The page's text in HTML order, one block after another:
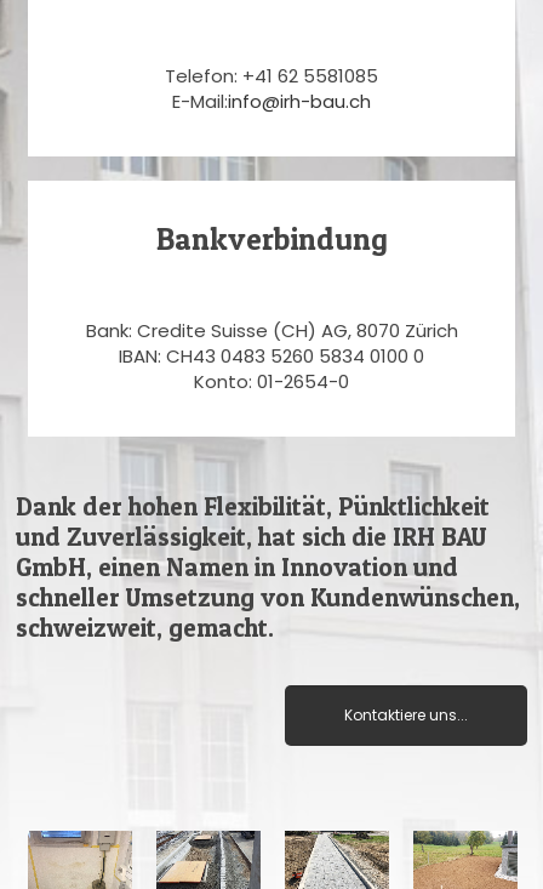
Telefon: +41 62 5581085
E-Mail:info@irh-bau.ch
Bankverbindung
Bank: Credite Suisse (CH) AG, 8070 Zürich
IBAN: CH43 0483 5260 5834 0100 0
Konto: 01-2654-0
Dank der hohen Flexibilität, Pünktlichkeit
und Zuverlässigkeit, hat sich die IRH BAU
GmbH, einen Namen in Innovation und
schneller Umsetzung von Kundenwünschen,
schweizweit, gemacht.
Kontaktiere uns...